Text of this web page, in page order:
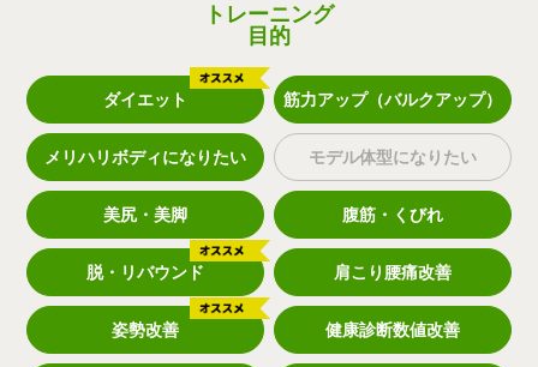
トレーニング
目的
ダイエット 筋力アップ（バルクアップ）
メリハリボディになりたい モデル体型になりたい
美尻・美脚 腹筋・くびれ
脱・リバウンド 肩こり腰痛改善
姿勢改善 健康診断数値改善